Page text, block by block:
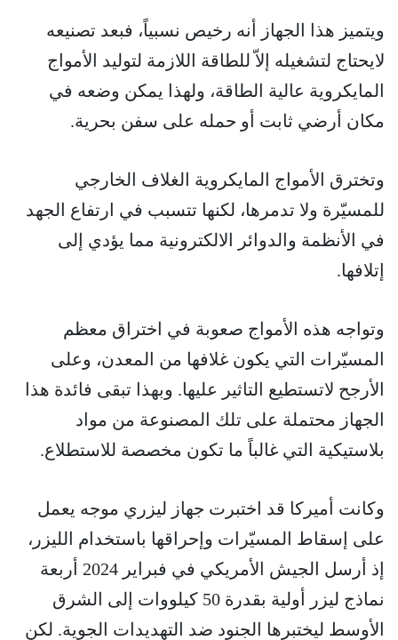
ويتميز هذا الجهاز أنه رخيص نسبياً، فبعد تصنيعه
لايحتاج لتشغيله إلاّ للطاقة اللازمة لتوليد الأمواج
المايكروية عالية الطاقة، ولهذا يمكن وضعه في
مكان أرضي ثابت أو حمله على سفن بحرية.
وتخترق الأمواج المايكروية الغلاف الخارجي
للمسيّرة ولا تدمرها، لكنها تتسبب في ارتفاع الجهد
في الأنظمة والدوائر الالكترونية مما يؤدي إلى
إتلافها.
وتواجه هذه الأمواج صعوبة في اختراق معظم
المسيّرات التي يكون غلافها من المعدن، وعلى
الأرجح لاتستطيع التاثير عليها. وبهذا تبقى فائدة هذا
الجهاز محتملة على تلك المصنوعة من مواد
بلاستيكية التي غالباً ما تكون مخصصة للاستطلاع.
وكانت أميركا قد اختبرت جهاز ليزري موجه يعمل
على إسقاط المسيّرات وإحراقها باستخدام الليزر،
إذ أرسل الجيش الأمريكي في فبراير 2024 أربعة
نماذج ليزر أولية بقدرة 50 كيلووات إلى الشرق
الأوسط ليختبرها الجنود ضد التهديدات الجوية. لكن